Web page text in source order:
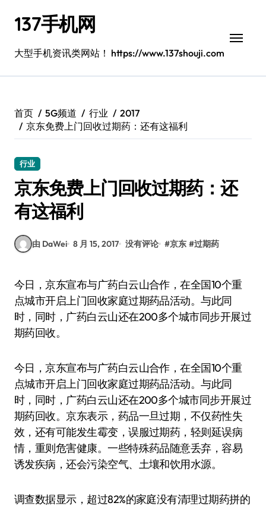
137手机网
大型手机资讯类网站！ https://www.137shouji.com
首页 5G频道 行业
2017
京东免费上门回收过期药：还有这福利
行业
京东免费上门回收过期药：还
有这福利
由 DaWei 8 月 15, 2017 没有评论 #京东 #过期药
今日，京东宣布与广药白云山合作，在全国10个重
点城市开启上门回收家庭过期药品活动。与此同
时，同时，广药白云山还在200多个城市同步开展过
期药回收。
今日，京东宣布与广药白云山合作，在全国10个重
点城市开启上门回收家庭过期药品活动。与此同
时，同时，广药白云山还在200多个城市同步开展过
期药回收。京东表示，药品一旦过期，不仅药性失
效，还有可能发生霉变，误服过期药，轻则延误病
情，重则危害健康。一些特殊药品随意丢弃，容易
诱发疾病，还会污染空气、土壤和饮用水源。
调查数据显示，超过82%的家庭没有清理过期药拼的